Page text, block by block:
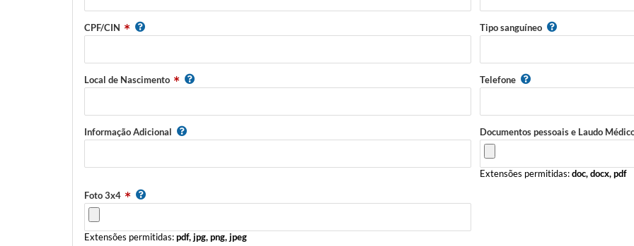
CPF/CIN Tipo sanguíneo
Local de Nascimento Telefone
Informação Adicional Documentos pessoais e Laudo
Extensões permitidas:doc, docx, pdf
Foto 3x4
Extensões permitidas:pdf, jpg, png, jpeg